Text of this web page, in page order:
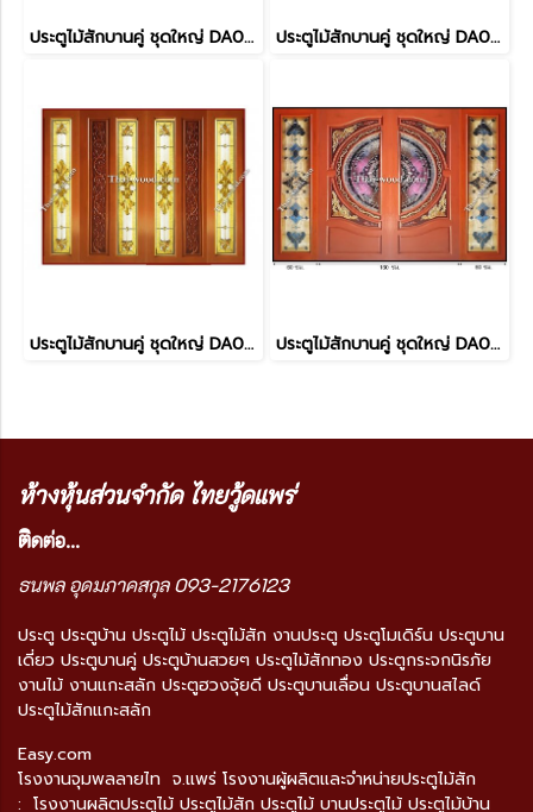
ประตูไม้สักบานคู่ ชุดใหญ่ DA0062 ประตูไม้สักบานคู่ ชุดใหญ่ DA0060
ประตูไม้สักบานคู่ ชุดใหญ่ DA0059 ประตูไม้สักบานคู่ ชุดใหญ่ DA0061
ห้างหุ้นส่วนจำกัด ไทยวู้ดแพร่
ติดต่อ...
ธนพล อุดมภาคสกุล 093-2176123
ประตู ประตูบ้าน ประตูไม้ ประตูไม้สัก งานประตู ประตูโมเดิร์น ประตูบาน
เดี่ยว ประตูบานคู่ ประตูบ้านสวยๆ ประตูไม้สักทอง ประตูกระจกนิรภัย
งานไม้ งานแกะสลัก ประตูฮวงจุ้ยดี ประตูบานเลื่อน ประตูบานสไลด์
ประตูไม้สักแกะสลัก
Easy.com
โรงงานจุมพลลายไท จ.แพร่ โรงงานผู้ผลิตและจำหน่ายประตูไม้สัก
: โรงงานผลิตประตูไม้ ประตูไม้สัก ประตูไม้ บานประตูไม้ ประตูไม้บ้าน